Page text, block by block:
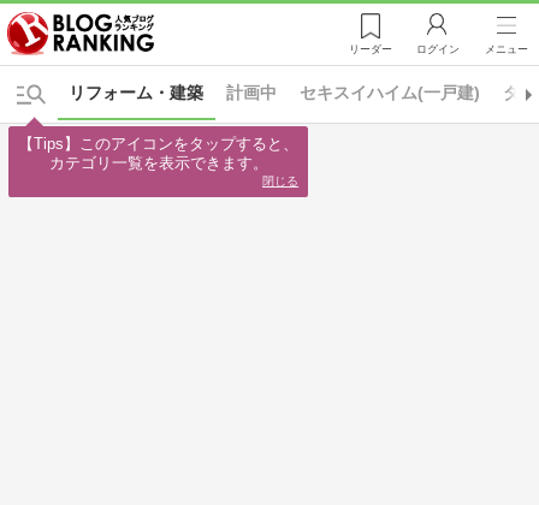
リーダー ログイン メニュー
計画中 セキスイハイム(一戸建) タ
リフォーム・建築
【Tips】このアイコンをタップすると、
カテゴリ一覧を表示できます。
閉じる